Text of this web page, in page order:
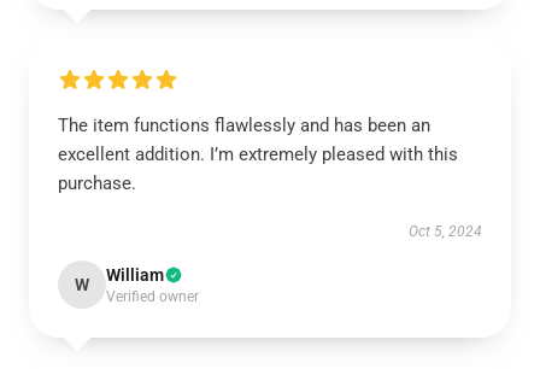
The item functions flawlessly and has been an
excellent addition. I’m extremely pleased with this
purchase.
Oct 5, 2024
W William
Verified owner